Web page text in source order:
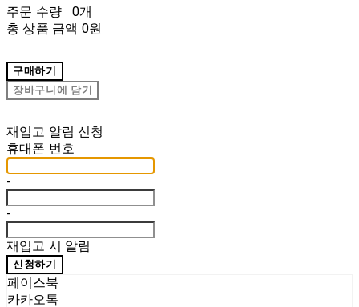
주문 수량
0개
총 상품 금액 0원
구매하기
장바구니에 담기
재입고 알림 신청
휴대폰 번호
-
-
재입고 시 알림
신청하기
페이스북
카카오톡